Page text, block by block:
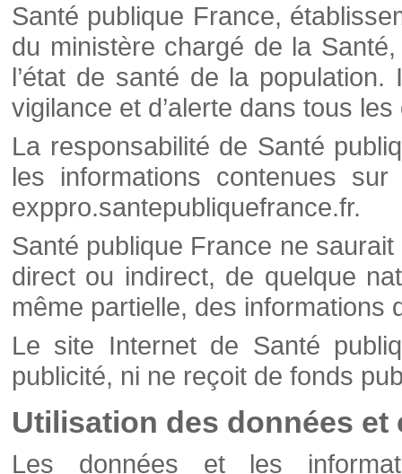
Santé publique France,
du ministère chargé de la
l’état de santé de la
vigilance et d’alerte dans tous
La responsabilité de Santé
les informations contenues
exppro.santepubliquefrance.fr.
Santé publique France ne
direct ou indirect, de quelque
même partielle, des informations
Le site Internet de Santé
publicité, ni ne reçoit de fonds
Utilisation des données et
Les données et les